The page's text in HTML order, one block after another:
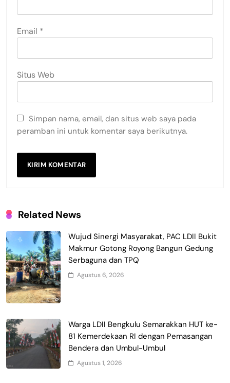
Email *
Situs Web
Simpan nama, email, dan situs web saya pada
peramban ini untuk komentar saya berikutnya.
Related News
Wujud Sinergi Masyarakat, PAC LDII Bukit
Makmur Gotong Royong Bangun Gedung
Serbaguna dan TPQ
Agustus 6, 2026
Warga LDII Bengkulu Semarakkan HUT ke-
81 Kemerdekaan RI dengan Pemasangan
Bendera dan Umbul-Umbul
Agustus 1, 2026